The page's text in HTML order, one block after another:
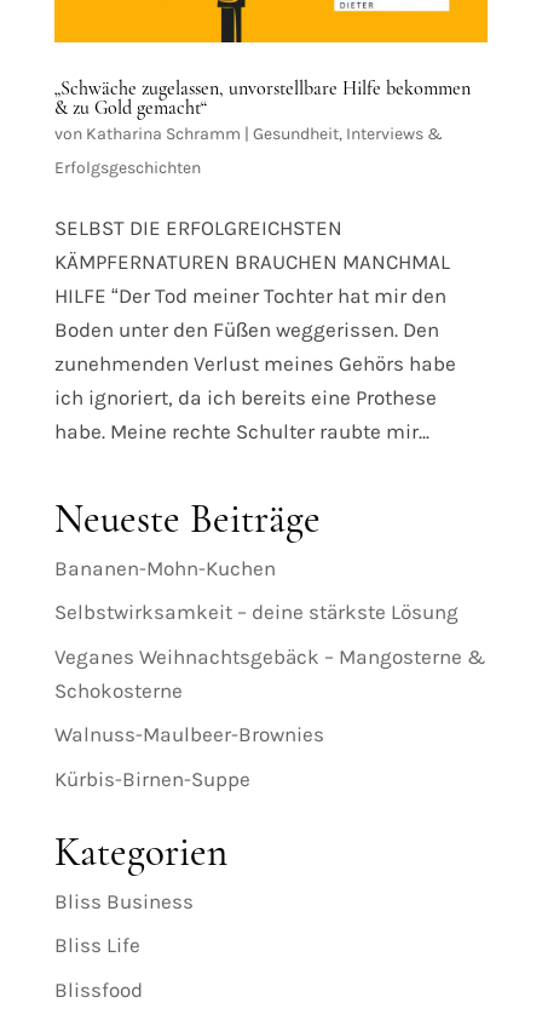
„Schwäche zugelassen, unvorstellbare Hilfe bekommen
& zu Gold gemacht“
von Katharina Schramm | Gesundheit, Interviews &
Erfolgsgeschichten
SELBST DIE ERFOLGREICHSTEN
KÄMPFERNATUREN BRAUCHEN MANCHMAL
HILFE “Der Tod meiner Tochter hat mir den
Boden unter den Füßen weggerissen. Den
zunehmenden Verlust meines Gehörs habe
ich ignoriert, da ich bereits eine Prothese
habe. Meine rechte Schulter raubte mir...
Neueste Beiträge
Bananen-Mohn-Kuchen
Selbstwirksamkeit – deine stärkste Lösung
Veganes Weihnachtsgebäck – Mangosterne &
Schokosterne
Walnuss-Maulbeer-Brownies
Kürbis-Birnen-Suppe
Kategorien
Bliss Business
Bliss Life
Blissfood